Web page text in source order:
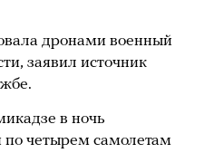
дронами военный
заявил источник
в ночь
по четырем самолетам